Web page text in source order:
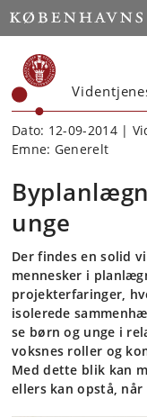
Start
Dato: 12-09-2014 |
Emne: Generelt
unge
Der findes en solid
mennesker i
projekterfaringer,
isolerede
se børn og unge i
voksnes roller og
Med dette blik kan
ellers kan opstå,